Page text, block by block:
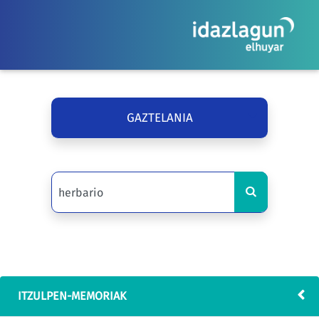
GAZTELANIA
ITZULPEN-MEMORIAK